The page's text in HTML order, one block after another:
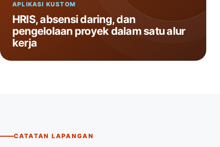
APLIKASI KUSTOM
HRIS, absensi daring, dan
pengelolaan proyek dalam satu alur
kerja
CATATAN LAPANGAN